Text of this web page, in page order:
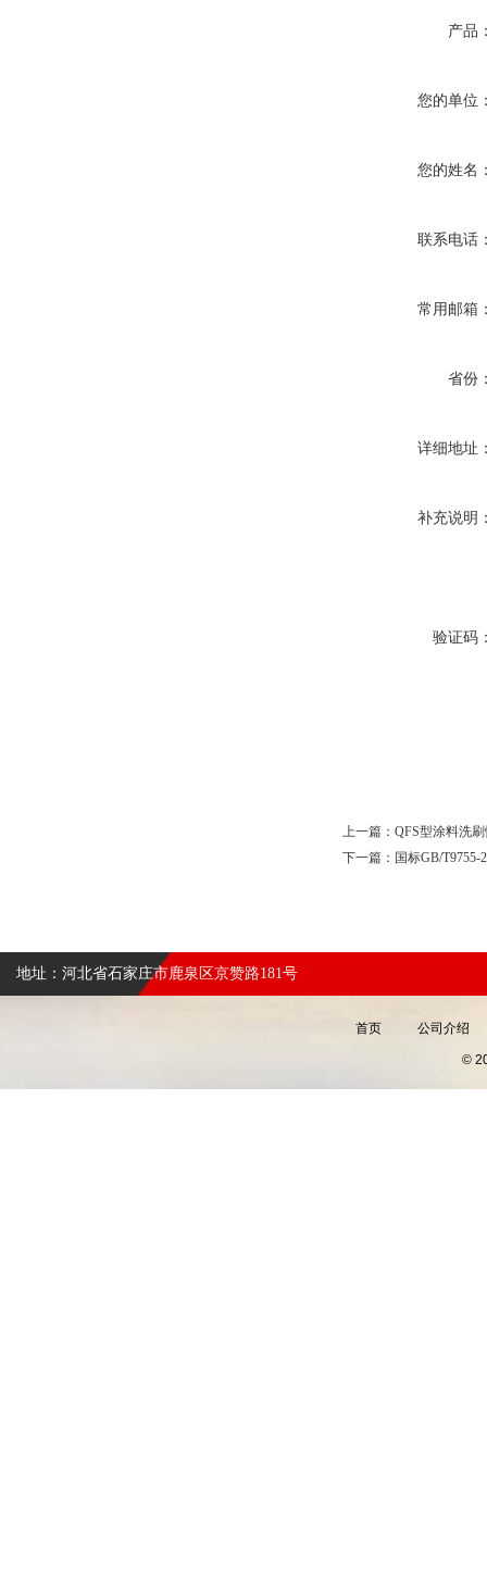
产品
您的单位
您的姓名
联系电话
常用邮箱
省份
详细地址
补充说明
验证码
上一篇： QFS型涂料洗
下一篇： 国标GB/
地址：河北省石家庄市鹿泉区京赞路181号
首页 公司介绍
©